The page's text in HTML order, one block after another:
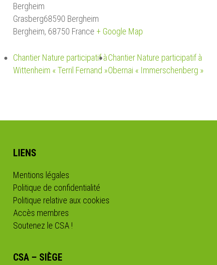
Bergheim
Grasberg68590 Bergheim
Bergheim, 68750 France + Google Map
Chantier Nature participatif à
Wittenheim « Terril Fernand »
Chantier Nature participatif à
Obernai « Immerschenberg »
LIENS
Mentions légales
Politique de confidentialité
Politique relative aux cookies
Accès membres
Soutenez le CSA !
CSA – SIÈGE